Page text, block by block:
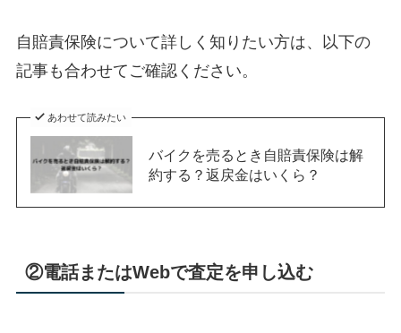
自賠責保険について詳しく知りたい方は、以下の
記事も合わせてご確認ください。
あわせて読みたい
バイクを売るとき自賠責保険は解
約する？返戻金はいくら？
②電話またはWebで査定を申し込む